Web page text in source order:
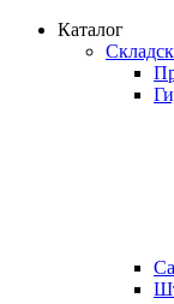
Каталог